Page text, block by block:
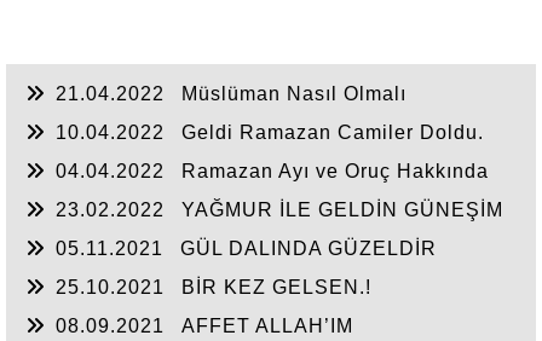
21.04.2022
Müslüman Nasıl Olmalı
10.04.2022
Geldi Ramazan Camiler Doldu.
04.04.2022
Ramazan Ayı ve Oruç Hakkında
23.02.2022
YAĞMUR İLE GELDİN GÜNEŞİM
05.11.2021
GÜL DALINDA GÜZELDİR
25.10.2021
BİR KEZ GELSEN.!
08.09.2021
AFFET ALLAH’IM